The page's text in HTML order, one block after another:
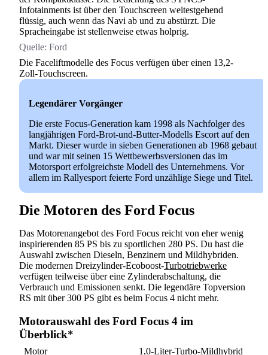
Infotainments ist über den Touchscreen weitestgehend
flüssig, auch wenn das Navi ab und zu abstürzt. Die
Spracheingabe ist stellenweise etwas holprig.
Quelle: Ford
Die Faceliftmodelle des Focus verfügen über einen 13,2-
Zoll-Touchscreen.
Legendärer Vorgänger
Die erste Focus-Generation kam 1998 als Nachfolger des
langjährigen Ford-Brot-und-Butter-Modells Escort auf den
Markt. Dieser wurde in sieben Generationen ab 1968 gebaut
und war mit seinen 15 Wettbewerbsversionen das im
Motorsport erfolgreichste Modell des Unternehmens. Vor
allem im Rallyesport feierte Ford unzählige Siege und Titel.
Die Motoren des Ford Focus
Das Motorenangebot des Ford Focus reicht von eher wenig
inspirierenden 85 PS bis zu sportlichen 280 PS. Du hast die
Auswahl zwischen Dieseln, Benzinern und Mildhybriden.
Die modernen Dreizylinder-Ecoboost-Turbotriebwerke
verfügen teilweise über eine Zylinderabschaltung, die
Verbrauch und Emissionen senkt. Die legendäre Topversion
RS mit über 300 PS gibt es beim Focus 4 nicht mehr.
Motorauswahl des Ford Focus 4 im
Überblick*
Motor 1,0-Liter-Turbo-Mildhybrid